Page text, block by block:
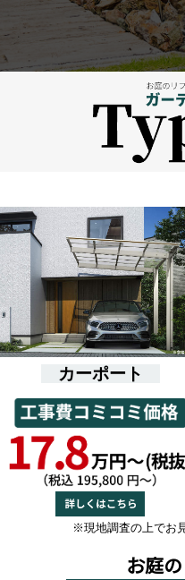
カーポート
※現地調査の上でお
お庭